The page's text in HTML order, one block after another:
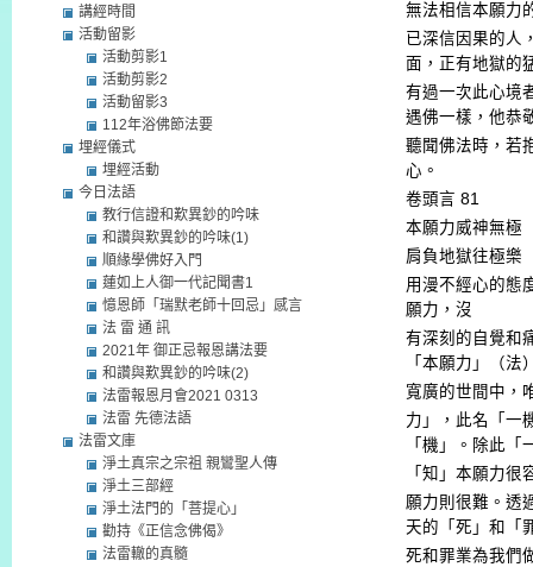
無法相信本願力
已深信因果的人
面，正有地獄的
有過一次此心境
遇佛一樣，他恭
聽聞佛法時，若
心。
卷頭言 81
本願力威神無極
肩負地獄往極樂
用漫不經心的態
願力，沒
有深刻的自覺和
「本願力」（
寬廣的世間中，
力」，此名「一
「機」。除此
「知」本願力很
願力則很難。透
天的「死」和「
死和罪業為我們
講經時間
活動留影
活動剪影1
活動剪影2
活動留影3
112年浴佛節法要
埋經儀式
埋經活動
今日法語
教行信證和歎異鈔的吟味
和讚與歎異鈔的吟味(1)
順緣學佛好入門
蓮如上人御一代記聞書1
憶恩師「瑞默老師十回忌」感言
法 雷 通 訊
2021年 御正忌報恩講法要
和讚與歎異鈔的吟味(2)
法雷報恩月會2021 0313
法雷 先德法語
法雷文庫
淨土真宗之宗祖 親鸞聖人傳
淨土三部經
淨土法門的「菩提心」
勸持《正信念佛偈》
法雷轍的真髓